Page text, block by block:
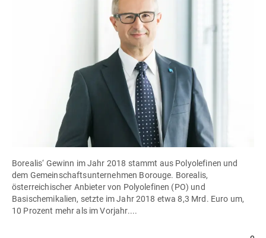
Borealis‘ Gewinn im Jahr 2018 stammt aus Polyolefinen und
dem Gemeinschaftsunternehmen Borouge. Borealis,
österreichischer Anbieter von Polyolefinen (PO) und
Basischemikalien, setzte im Jahr 2018 etwa 8,3 Mrd. Euro um,
10 Prozent mehr als im Vorjahr....